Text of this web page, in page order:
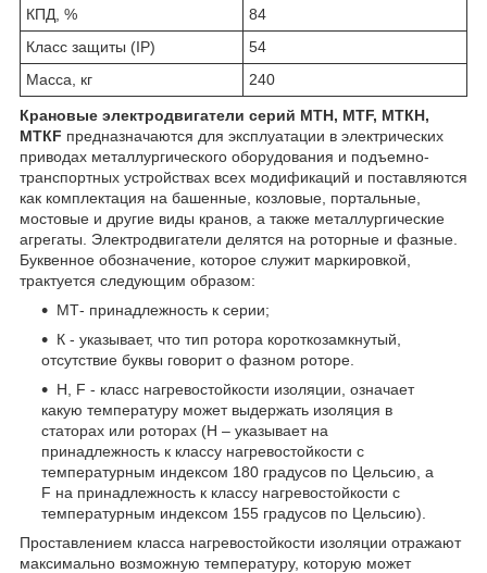
КПД, %
84
Класс защиты (IP)
54
Масса, кг
240
Крановые электродвигатели серий МТН, МТF, МТКН,
МТКF предназначаются для эксплуатации в электрических
приводах металлургического оборудования и подъемно-
транспортных устройствах всех модификаций и поставляются
как комплектация на башенные, козловые, портальные,
мостовые и другие виды кранов, а также металлургические
агрегаты. Электродвигатели делятся на роторные и фазные.
Буквенное обозначение, которое служит маркировкой,
трактуется следующим образом:
МТ- принадлежность к серии;
К - указывает, что тип ротора короткозамкнутый,
отсутствие буквы говорит о фазном роторе.
Н, F - класс нагревостойкости изоляции, означает
какую температуру может выдержать изоляция в
статорах или роторах (Н – указывает на
принадлежность к классу нагревостойкости с
температурным индексом 180 градусов по Цельсию, а
F на принадлежность к классу нагревостойкости с
температурным индексом 155 градусов по Цельсию).
Проставлением класса нагревостойкости изоляции отражают
максимально возможную температуру, которую может